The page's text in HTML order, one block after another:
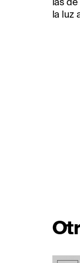
la luz